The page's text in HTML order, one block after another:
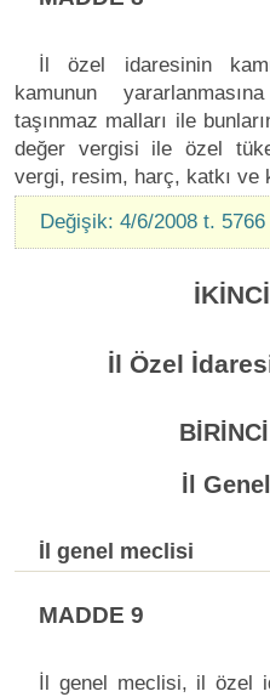
İl özel idaresinin
kamunun
taşınmaz malları ile
değer vergisi ile özel
vergi, resim, harç, katkı ve
Değişik: 4/6/2008 t.
İl Özel
İl
İl genel meclisi
MADDE 9
İl genel meclisi, il özel